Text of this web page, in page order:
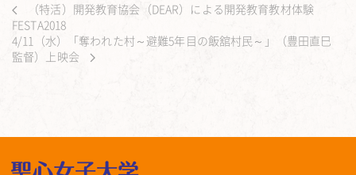
（特活）開発教育協会（DEAR）による開発教育教材体験
FESTA2018
4/11（水）「奪われた村～避難5年目の飯舘村民～」（豊田直巳
監督）上映会